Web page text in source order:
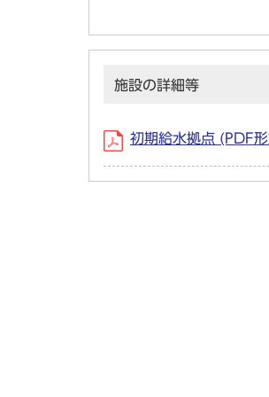
施設の詳細等
初期給水拠点 (PDF